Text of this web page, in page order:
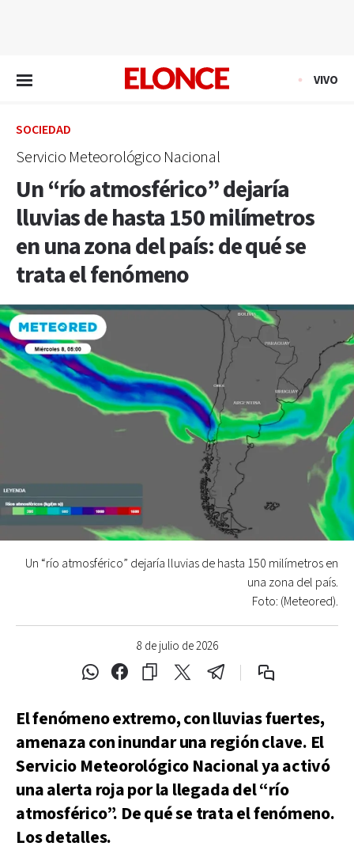
VIVO
SOCIEDAD
Servicio Meteorológico Nacional
Un “río atmosférico” dejaría
lluvias de hasta 150 milímetros
en una zona del país: de qué se
trata el fenómeno
8 de julio de 2026
Un “río atmosférico” dejaría lluvias de hasta 150 milímetros en
una zona del país.
Foto: (Meteored).
El fenómeno extremo, con lluvias fuertes,
amenaza con inundar una región clave. El
Servicio Meteorológico Nacional ya activó
una alerta roja por la llegada del “río
atmosférico”. De qué se trata el fenómeno.
Los detalles.